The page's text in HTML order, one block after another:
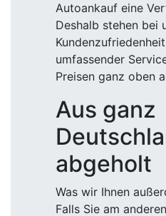
Autoankauf eine
Deshalb stehen bei
umfassender
Preisen ganz oben
Aus ganz
abgeholt
Was wir Ihnen
Falls Sie am